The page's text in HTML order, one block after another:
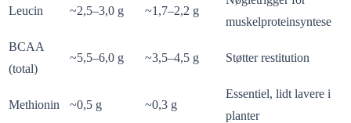
Leucin ~2,5–3,0 g ~1,7–2,2 g
muskelproteinsyntese
BCAA
(total)
~5,5–6,0 g ~3,5–4,5 g Støtter restitution
Methionin ~0,5 g ~0,3 g
Essentiel, lidt lavere i
planter